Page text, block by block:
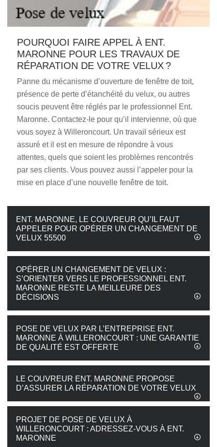
POURQUOI FAIRE APPEL À ENT.
MARONNE POUR LES TRAVAUX DE
RÉPARATION DE VOTRE VELUX ?
Panne du mécanisme d’ouverture de fenêtre de toit,
présence de perte d’étanchéité du velux, ou autres
soucis peuvent être réglés par le professionnel Ent.
Maronne. Contactez-le pour qu’il intervienne, où que
vous soyez à Willeroncourt. Un travail sérieux est
assuré et il est en mesure de répondre à vous
attentes, quels que soient les problèmes rencontrés
par ses clients. Vous pouvez aussi l’appeler pour la
mise en place d’une nouvelle fenêtre de toit.
ENT. MARONNE, LE COUVREUR QU’IL FAUT
APPELER POUR OPÉRER UN CHANGEMENT DE
VELUX 55500
OPÉRER UN CHANGEMENT DE VELUX :
S’ORIENTER VERS LE PROFESSIONNEL ENT.
MARONNE RESTE LA MEILLEURE DES
DÉCISIONS
POSE DE VELUX PAR L’ENTREPRISE ENT.
MARONNE À WILLERONCOURT : UNE GARANTIE
DE QUALITÉ EST OFFERTE
LE COUVREUR ENT. MARONNE PROPOSE
D’ASSURER LA RÉPARATION DE VOTRE VELUX
PROJET DE POSE DE VELUX À
WILLERONCOURT : ADRESSEZ-VOUS À ENT.
MARONNE